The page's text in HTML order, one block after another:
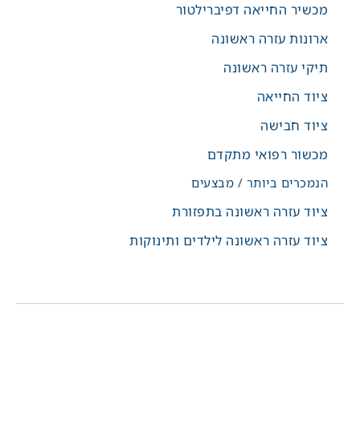
מכשיר החייאה דפיברילטור
ארונות עזרה ראשונה
תיקי עזרה ראשונה
ציוד החייאה
ציוד חבישה
מכשור רפואי מתקדם
הנמכרים ביותר / מבצעים
ציוד עזרה ראשונה בתפזורת
ציוד עזרה ראשונה לילדים ותינוקות